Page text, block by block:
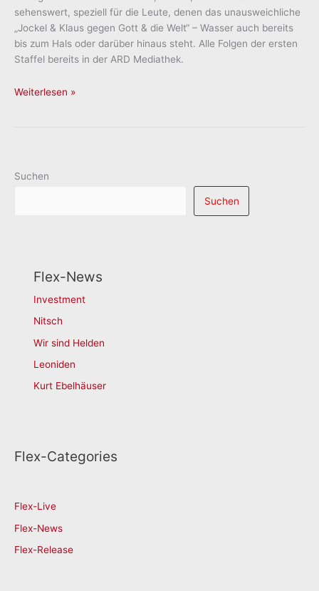
sehenswert, speziell für die Leute, denen das unausweichliche
„Jockel & Klaus gegen Gott & die Welt“ – Wasser auch bereits
bis zum Hals oder darüber hinaus steht. Alle Folgen der ersten
Staffel bereits in der ARD Mediathek.
David
Weiterlesen »
Suchen
Suchen
Flex-News
Investment
Nitsch
Wir sind Helden
Leoniden
Kurt Ebelhäuser
Flex-Categories
Flex-Live
Flex-News
Flex-Release